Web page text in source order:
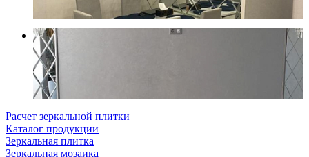
Расчет зеркальной плитки
Каталог продукции
Зеркальная плитка
Зеркальная мозаика